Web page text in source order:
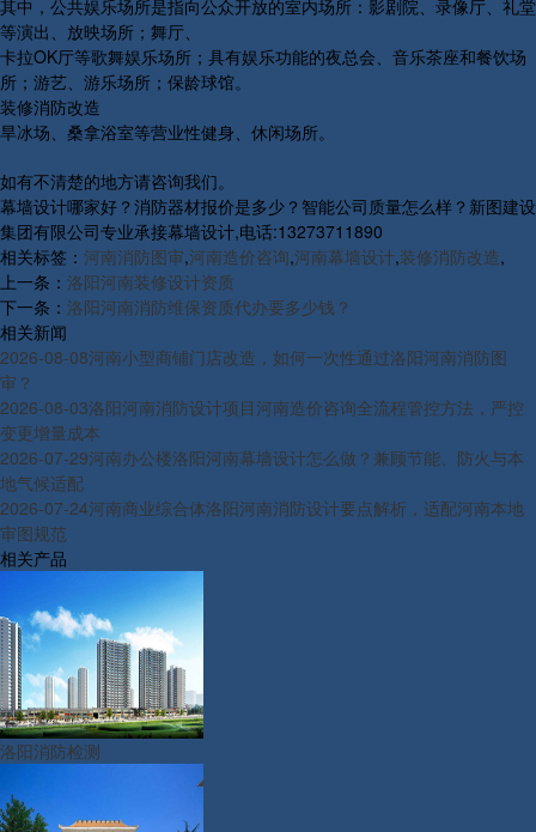
其中，公共娱乐场所是指向公众开放的室内场所：影剧院、录像厅、礼堂
等演出、放映场所；舞厅、
卡拉OK厅等歌舞娱乐场所；具有娱乐功能的夜总会、音乐茶座和餐饮场
所；游艺、游乐场所；保龄球馆。
装修消防改造
旱冰场、桑拿浴室等营业性健身、休闲场所。
如有不清楚的地方请咨询我们。
幕墙设计哪家好？消防器材报价是多少？智能公司质量怎么样？新图建设
集团有限公司专业承接幕墙设计,电话:13273711890
相关标签： 河南消防图审,河南造价咨询,河南幕墙设计,装修消防改造,
上一条： 洛阳河南装修设计资质
下一条： 洛阳河南消防维保资质代办要多少钱？
相关新闻
2026-08-08河南小型商铺门店改造，如何一次性通过洛阳河南消防图
审？
2026-08-03洛阳河南消防设计项目河南造价咨询全流程管控方法，严控
变更增量成本
2026-07-29河南办公楼洛阳河南幕墙设计怎么做？兼顾节能、防火与本
地气候适配
2026-07-24河南商业综合体洛阳河南消防设计要点解析，适配河南本地
审图规范
相关产品
洛阳消防检测